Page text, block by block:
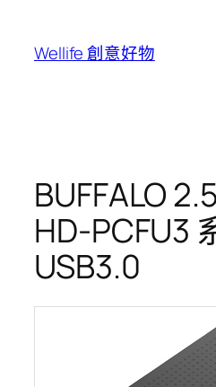
Wellife 創意好物
BUFFALO
HD-PCFU3
USB3.0